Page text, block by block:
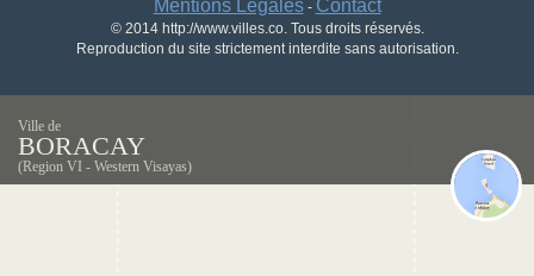
Mentions Légales- Contact
© 2014 http://www.villes.co. Tous droits réservés.
Reproduction du site strictement interdite sans autorisation.
Ville de
BORACAY
(Region VI - Western Visayas)